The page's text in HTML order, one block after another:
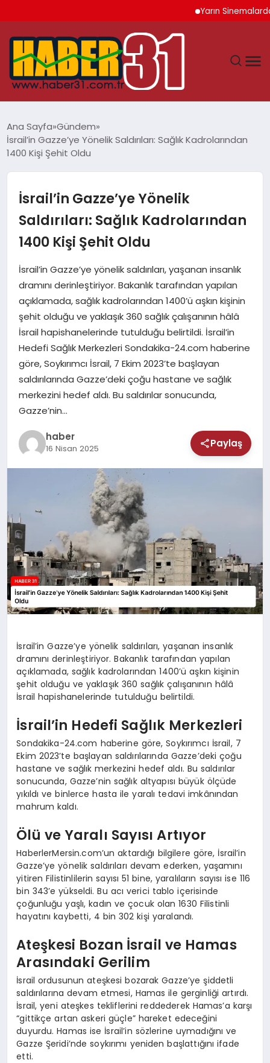
Yarın Sinemalarda
HATAY
GÜNDEM
MAGAZIN
SAĞLIK
TEKNOLOJI
Ana Sayfa Gündem
İsrail’in Gazze’ye Yönelik Saldırıları: Sağlık Kadrolarından
1400 Kişi Şehit Oldu
İsrail’in Gazze’ye Yönelik
Saldırıları: Sağlık Kadrolarından
1400 Kişi Şehit Oldu
İsrail’in Gazze’ye yönelik saldırıları, yaşanan insanlık
dramını derinleştiriyor. Bakanlık tarafından yapılan
açıklamada, sağlık kadrolarından 1400’ü aşkın kişinin
şehit olduğu ve yaklaşık 360 sağlık çalışanının hâlâ
İsrail hapishanelerinde tutulduğu belirtildi. İsrail’in
Hedefi Sağlık Merkezleri Sondakika-24.com haberine
göre, Soykırımcı İsrail, 7 Ekim 2023’te başlayan
saldırılarında Gazze’deki çoğu hastane ve sağlık
merkezini hedef aldı. Bu saldırılar sonucunda,
Gazze’nin…
haber
16 Nisan 2025 Paylaş
İsrail’in Gazze’ye yönelik saldırıları, yaşanan insanlık
dramını derinleştiriyor. Bakanlık tarafından yapılan
açıklamada, sağlık kadrolarından 1400’ü aşkın kişinin
şehit olduğu ve yaklaşık 360 sağlık çalışanının hâlâ
İsrail hapishanelerinde tutulduğu belirtildi.
İsrail’in Hedefi Sağlık Merkezleri
Sondakika-24.com haberine göre, Soykırımcı İsrail, 7
Ekim 2023’te başlayan saldırılarında Gazze’deki çoğu
hastane ve sağlık merkezini hedef aldı. Bu saldırılar
sonucunda, Gazze’nin sağlık altyapısı büyük ölçüde
yıkıldı ve binlerce hasta ile yaralı tedavi imkânından
mahrum kaldı.
Ölü ve Yaralı Sayısı Artıyor
HaberlerMersin.com’un aktardığı bilgilere göre, İsrail’in
Gazze’ye yönelik saldırıları devam ederken, yaşamını
yitiren Filistinlilerin sayısı 51 bine, yaralıların sayısı ise 116
bin 343’e yükseldi. Bu acı verici tablo içerisinde
çoğunluğu yaşlı, kadın ve çocuk olan 1630 Filistinli
hayatını kaybetti, 4 bin 302 kişi yaralandı.
Ateşkesi Bozan İsrail ve Hamas
Arasındaki Gerilim
İsrail ordusunun ateşkesi bozarak Gazze’ye şiddetli
saldırılarına devam etmesi, Hamas ile gerginliği artırdı.
İsrail, yeni ateşkes tekliflerini reddederek Hamas’a karşı
“gittikçe artan askeri güçle” hareket edeceğini
duyurdu. Hamas ise İsrail’in sözlerine uymadığını ve
Gazze Şeridi’nde soykırımı yeniden başlattığını ifade
etti.